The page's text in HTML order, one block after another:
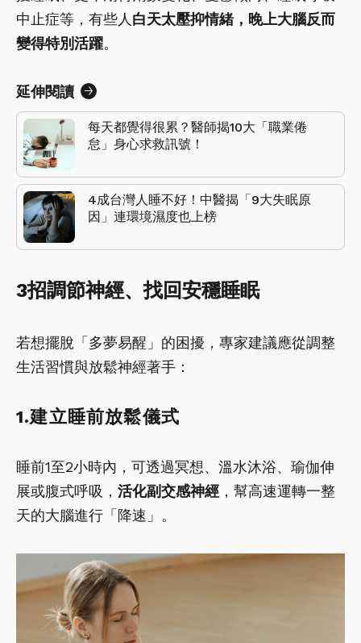
中止症等，有些人 白天太壓抑情緒，晚上大腦反而
變得特別活躍。
延伸閱讀
每天都覺得很累？醫師揭10大「職業倦
怠」身心求救訊號！
4成台灣人睡不好！中醫揭「9大失眠原
因」連環境濕度也上榜
3招調節神經、找回安穩睡眠
若想擺脫「多夢易醒」的困擾，專家建議應從調整
生活習慣與放鬆神經著手：
1.建立睡前放鬆儀式
睡前1至2小時內，可透過冥想、溫水沐浴、瑜伽伸
展或腹式呼吸， 活化副交感神經 ，幫高速運轉一整
天的大腦進行「降速」。